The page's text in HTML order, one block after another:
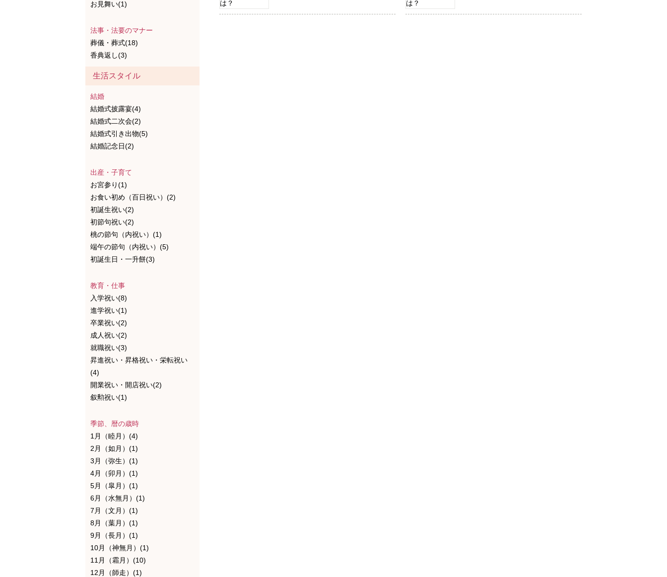
お見舞い(1)
法事・法要のマナー
葬儀・葬式(18)
香典返し(3)
生活スタイル
結婚
結婚式披露宴(4)
結婚式二次会(2)
結婚式引き出物(5)
結婚記念日(2)
出産・子育て
お宮参り(1)
お食い初め（百日祝い）(2)
初誕生祝い(2)
初節句祝い(2)
桃の節句（内祝い）(1)
端午の節句（内祝い）(5)
初誕生日・一升餅(3)
教育・仕事
入学祝い(8)
進学祝い(1)
卒業祝い(2)
成人祝い(2)
就職祝い(3)
昇進祝い・昇格祝い・栄転祝い
(4)
開業祝い・開店祝い(2)
叙勲祝い(1)
季節、暦の歳時
1月（睦月）(4)
2月（如月）(1)
3月（弥生）(1)
4月（卯月）(1)
5月（皐月）(1)
6月（水無月）(1)
7月（文月）(1)
8月（葉月）(1)
9月（長月）(1)
10月（神無月）(1)
11月（霜月）(10)
12月（師走）(1)